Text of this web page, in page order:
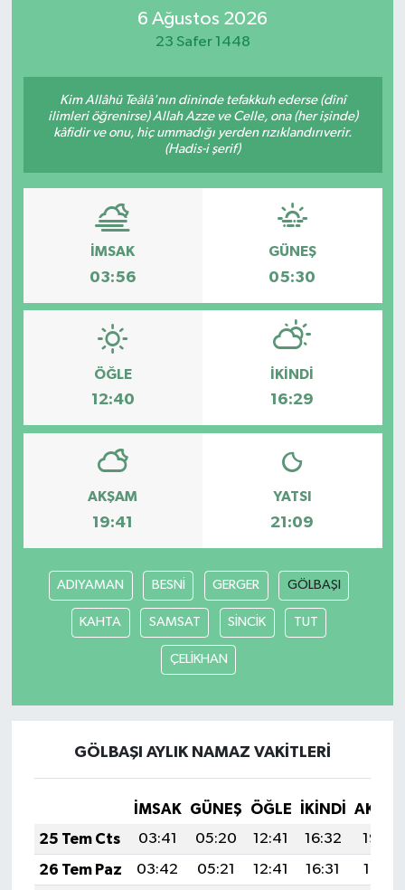
6 Ağustos 2026
23 Safer 1448
Kim Allâhü Teâlâ'nın dininde tefakkuh ederse (dînî
ilimleri öğrenirse) Allah Azze ve Celle, ona (her işinde)
kâfidir ve onu, hiç ummadığı yerden rızıklandırıverir.
(Hadis-i şerif)
İMSAK
03:56
GÜNEŞ
05:30
ÖĞLE
12:40
İKINDI
16:29
AKŞAM
19:41
YATSI
21:09
ADIYAMAN BESNİ GERGER GÖLBAŞI
KAHTA SAMSAT SİNCİK TUT
ÇELİKHAN
GÖLBAŞI AYLIK NAMAZ VAKITLERI
İMSAK GÜNEŞ ÖĞLE İKINDI
25 Tem Cts
03:41 05:20 12:41 16:32
19:52
26 Tem Paz
03:42 05:21 12:41 16:31
19:51